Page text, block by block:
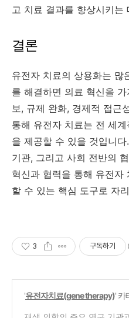
고 치료 결과를 향상시키는
결론
유전자 치료의 상용화는 많
를 해결하면 의료 혁신을
보, 규제 완화, 경제적 접근
통해 유전자 치료는 전 세
을 제공할 수 있을 것입니
기관, 그리고 사회 전반의
혁신과 협력을 통해 유전자
할 수 있는 핵심 도구로 자
3 구독하기
'유전자치료(gene therapy)' 카